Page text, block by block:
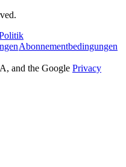
Abonnementbedingungen
and the Google Privacy